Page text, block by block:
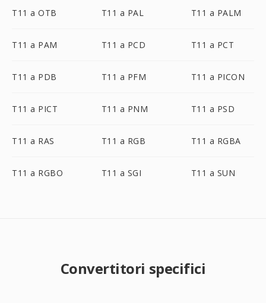
T11 a OTB T11 a PAL T11 a PALM
T11 a PAM T11 a PCD T11 a PCT
T11 a PDB T11 a PFM T11 a PICON
T11 a PICT T11 a PNM T11 a PSD
T11 a RAS T11 a RGB T11 a RGBA
T11 a RGBO T11 a SGI T11 a SUN
Convertitori specifici